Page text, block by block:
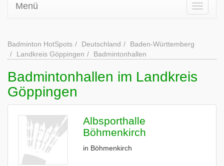
Menü
Badminton HotSpots Deutschland
Baden-Württemberg
Landkreis Göppingen
Badmintonhallen
Badmintonhallen im Landkreis
Göppingen
Albsporthalle
Böhmenkirch
in Böhmenkirch